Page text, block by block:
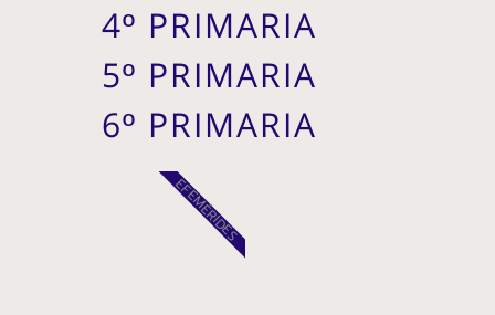
4º PRIMARIA
5º PRIMARIA
6º PRIMARIA
EFEMÉRIDES